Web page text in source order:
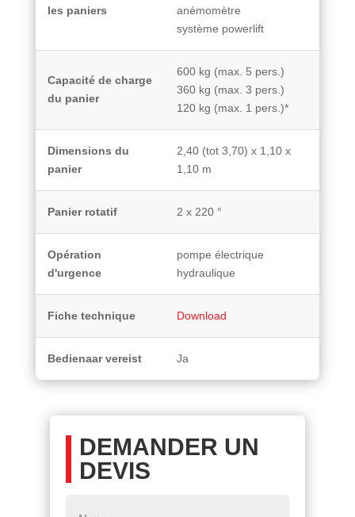
les paniers
anémomètre
système powerlift
Capacité de charge
du panier
600 kg (max. 5 pers.)
360 kg (max. 3 pers.)
120 kg (max. 1 pers.)*
Dimensions du
panier
2,40 (tot 3,70) x 1,10 x
1,10 m
Panier rotatif 2 x 220 °
Opération
d'urgence
pompe électrique
hydraulique
Fiche technique Download
Bedienaar vereist Ja
DEMANDER UN
DEVIS